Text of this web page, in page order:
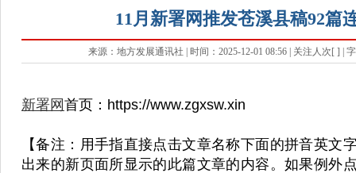
11月新署网推发苍溪县稿92篇
来源：地方发展通讯社 | 时间：2025-12-01 08:56 | 关注人次[ ] |
新署网 首页：https://www.zgxsw.xin
【备注：用手指直接点击文章名称下面的拼音英文
出来的新页面所显示的此篇文章的内容。如果例外